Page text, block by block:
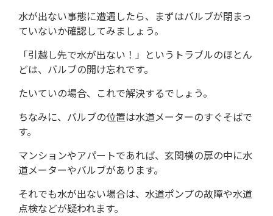
水が出ない事態に遭遇したら、まずはバルブが閉まっ
ていないか確認してみましょう。
「引越し先で水が出ない！」というトラブルのほとん
どは、バルブの開け忘れです。
たいていの場合、これで解決するでしょう。
ちなみに、バルブの位置は水道メーターのすぐそばで
す。
マンションやアパートであれば、玄関横の扉の中に水
道メーターやバルブがあります。
それでも水が出ない場合は、水道ポンプの故障や水道
点検などが疑われます。